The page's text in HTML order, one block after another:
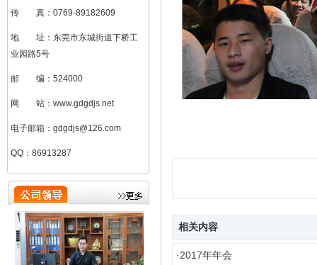
传 真：0769-89182609
地 址：东莞市东城街道下桥工
业园路5号
邮 编：524000
网 站：www.gdgdjs.net
电子邮箱：gdgdjs@126.com
QQ：86913287刘加凤（总助）
相关内容
·2017年年会